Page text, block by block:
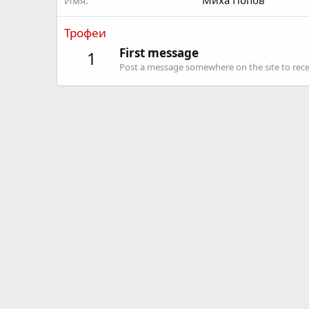
Трофеи
1 First message
Post a message somewhere on the site to